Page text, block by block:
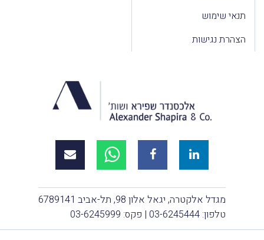
תנאי שימוש
הצהרת נגישות
מגדל אלקטרה, יגאל אלון 98, תל-אביב 6789141
טלפון: 03-6245444 | פקס: 03-6245999